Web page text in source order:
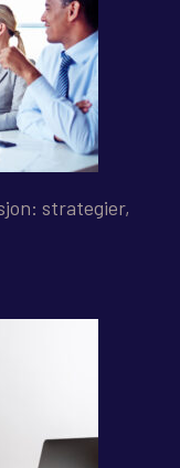
strategier,